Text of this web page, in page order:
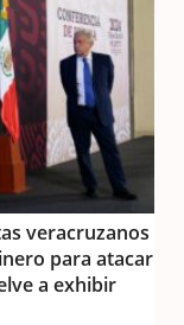
veracruzanos
para atacar
a exhibir